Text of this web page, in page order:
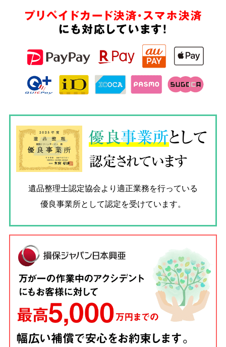
プリペイドカード決済・スマホ決済
にも対応しています!
優良事業所として
認定されています
遺品整理士認定協会より適正業務を行っている
優良事業所として認定を受けています。